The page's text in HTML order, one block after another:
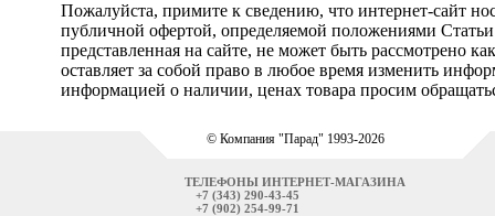
Пожалуйста, примите к сведению, что интернет-сайт
публичной офертой, определяемой положениями
представленная на сайте, не может быть рассмотрено
оставляет за собой право в любое время изменить
информацией о наличии, ценах товара просим
© Компания "Парад" 1993-2026
ТЕЛЕФОНЫ ИНТЕРНЕТ-МАГАЗИНА
+7 (343) 290-43-45
+7 (902) 254-99-71